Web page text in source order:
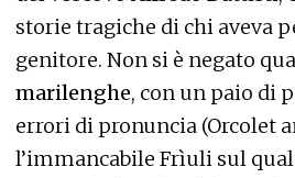
storie tragiche di chi aveva
genitore. Non si è negato
marilenghe, con un paio di
errori di pronuncia (Orcolet
l’immancabile Frìuli sul